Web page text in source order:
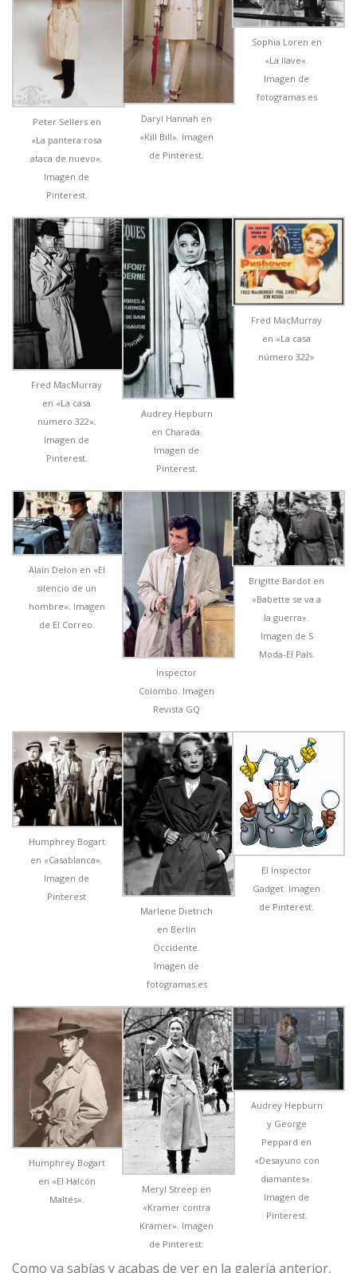
Peter Sellers en
«La pantera rosa
ataca de nuevo».
Imagen de
Pinterest.
Daryl Hannah en
«Kill Bill». Imagen
de Pinterest.
Sophia Loren en
«La llave».
Imagen de
fotogramas.es
Fred MacMurray
en «La casa
número 322».
Imagen de
Pinterest.
Audrey Hepburn
en Charada.
Imagen de
Pinterest.
Fred MacMurray
en «La casa
número 322»
Alain Delon en «El
silencio de un
hombre». Imagen
de El Correo.
Inspector
Colombo. Imagen
Revista GQ
Brigitte Bardot en
«Babette se va a
la guerra».
Imagen de S
Moda-El País.
Humphrey Bogart
en «Casablanca».
Imagen de
Pinterest
Marlene Dietrich
en Berlín
Occidente.
Imagen de
fotogramas.es
El Inspector
Gadget. Imagen
de Pinterest.
Humphrey Bogart
en «El Halcón
Maltés».
Meryl Streep en
«Kramer contra
Kramer». Imagen
de Pinterest.
Audrey Hepburn
y George
Peppard en
«Desayuno con
diamantes».
Imagen de
Pinterest.
Como ya sabías y acabas de ver en la galería anterior,